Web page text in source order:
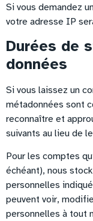
Si vous demandez
votre adresse IP
Durées de
données
Si vous laissez un
métadonnées sont
reconnaître et
suivants au lieu de
Pour les comptes
échéant), nous
personnelles
peuvent voir,
personnelles à tout